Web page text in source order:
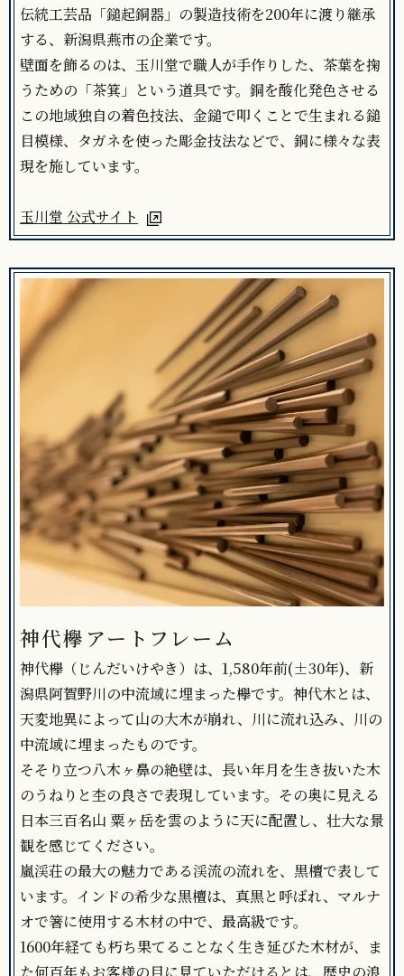
伝統工芸品「鎚起銅器」の製造技術を200年に渡り継承
する、新潟県燕市の企業です。
壁面を飾るのは、玉川堂で職人が手作りした、茶葉を掬
うための「茶箕」という道具です。銅を酸化発色させる
この地域独自の着色技法、金鎚で叩くことで生まれる鎚
目模様、タガネを使った彫金技法などで、銅に様々な表
現を施しています。
玉川堂 公式サイト
神代欅アートフレーム
神代欅（じんだいけやき）は、1,580年前(±30年)、新
潟県阿賀野川の中流域に埋まった欅です。神代木とは、
天変地異によって山の大木が崩れ、川に流れ込み、川の
中流域に埋まったものです。
そそり立つ八木ヶ鼻の絶壁は、長い年月を生き抜いた木
のうねりと杢の良さで表現しています。その奥に見える
日本三百名山 粟ヶ岳を雲のように天に配置し、壮大な景
観を感じてください。
嵐渓荘の最大の魅力である渓流の流れを、黒檀で表して
います。インドの希少な黒檀は、真黒と呼ばれ、マルナ
オで箸に使用する木材の中で、最高級です。
1600年経ても朽ち果てることなく生き延びた木材が、ま